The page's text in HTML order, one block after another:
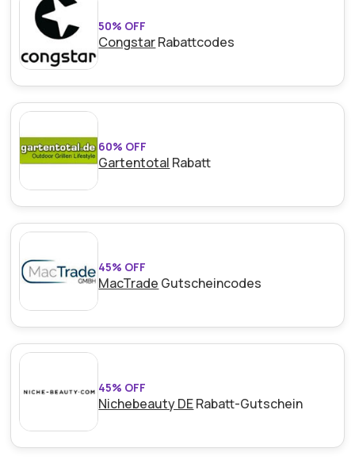
50% OFF
CongstarRabattcodes
60% OFF
Gartentotal Rabatt
45% OFF
MacTrade Gutscheincodes
45% OFF
Nichebeauty DERabatt-Gutschein